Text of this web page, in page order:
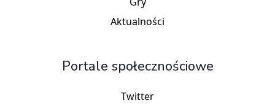
Aktualności
Portale społecznościowe
Twitter